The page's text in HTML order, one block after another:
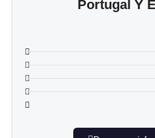
Portugal Y